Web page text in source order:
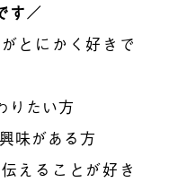
す／
とにかく好きで
りたい方
味がある方
えることが好き